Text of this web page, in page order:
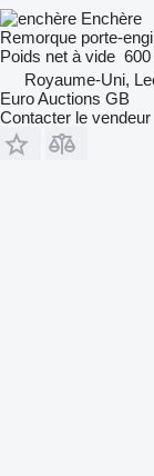
Enchère
Remorque porte-
Poids net à vide
Royaume-Uni,
Euro Auctions GB
Contacter le vendeur